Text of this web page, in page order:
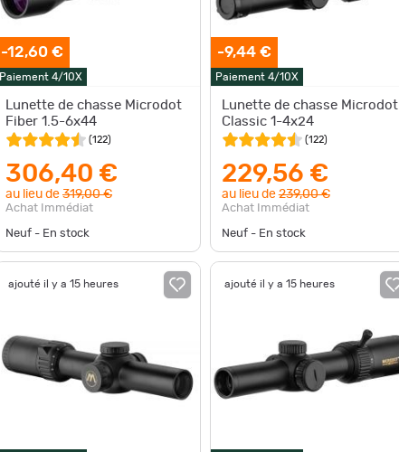
-12,60 €
Paiement 4/10X
Lunette de chasse Microdot
Fiber 1.5-6x44
(122)
306,40 €
au lieu de 319,00 €
Achat Immédiat
Neuf - En stock
-9,44 €
Paiement 4/10X
Lunette de chasse Microdot
Classic 1-4x24
(122)
229,56 €
au lieu de239,00 €
Achat Immédiat
Neuf - En stock
ajouté il y a 15 heures ajouté il y a 15 heures